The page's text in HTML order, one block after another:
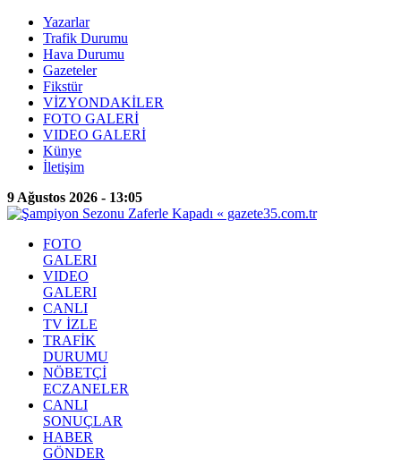
Yazarlar
Trafik Durumu
Hava Durumu
Gazeteler
Fikstür
VİZYONDAKİLER
FOTO GALERİ
VIDEO GALERİ
Künye
İletişim
9 Ağustos 2026 - 13:05
FOTO
GALERI
VIDEO
GALERI
CANLI
TV İZLE
TRAFİK
DURUMU
NÖBETÇİ
ECZANELER
CANLI
SONUÇLAR
HABER
GÖNDER